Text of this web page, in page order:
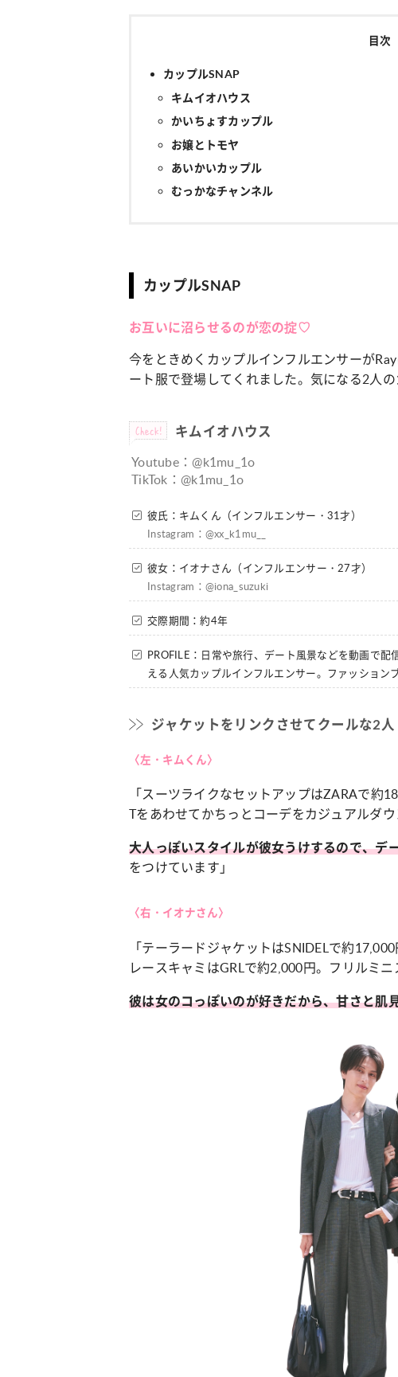
目次
カップルSNAP
キムイオハウス
かいちょすカップル
お嬢とトモヤ
あいかいカップル
むっかなチャンネル
カップルSNAP
お互いに沼らせるのが恋の掟♡
今をときめくカップルインフルエンサーが
ート服で登場してくれました。気になる2人
Check! キムイオハウス
Youtube：@k1mu_1o
TikTok：@k1mu_1o
彼氏：キムくん（インフルエンサー・31才）
Instagram：@xx_k1mu__
彼女：イオナさん（インフルエンサー・27才）
Instagram：@iona_suzuki
交際期間：約4年
PROFILE：日常や旅行、デート風景などを動画で
える人気カップルインフルエンサー。ファッショ
ジャケットをリンクさせてクールな2人
〈左・キムくん〉
「スーツライクなセットアップはZARAで約
Tをあわせてかちっとコーデをカジュアルダウ
大人っぽいスタイルが彼女うけするので、デ
をつけています」
〈右・イオナさん〉
「テーラードジャケットはSNIDELで約
レースキャミはGRLで約2,000円。フリルミ
彼は女のコっぽいのが好きだから、甘さと肌
【12星座別】今月の恋愛運♡ 7月23日～
8月20日の運勢は？
カルチャー
集団♡ 各チー
ー」特集